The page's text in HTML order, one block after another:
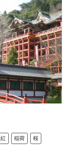
紅 稲荷 桜